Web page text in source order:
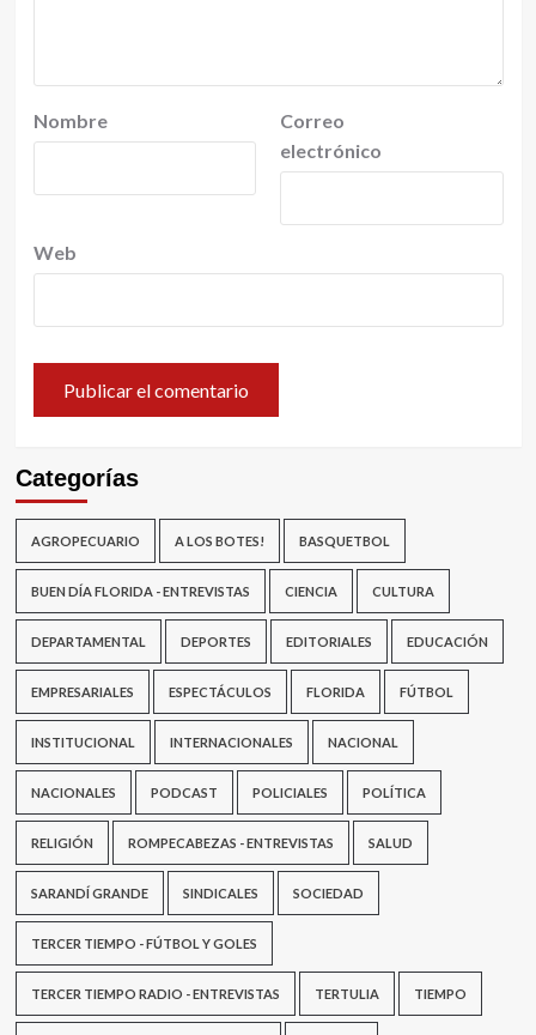
Nombre
Correo
electrónico
Web
Categorías
AGROPECUARIO A LOS BOTES! BASQUETBOL
BUEN DÍA FLORIDA - ENTREVISTAS CIENCIA CULTURA
DEPARTAMENTAL DEPORTES EDITORIALES EDUCACIÓN
EMPRESARIALES ESPECTÁCULOS FLORIDA FÚTBOL
INSTITUCIONAL INTERNACIONALES NACIONAL
NACIONALES PODCAST POLICIALES POLÍTICA
RELIGIÓN ROMPECABEZAS - ENTREVISTAS SALUD
SARANDÍ GRANDE SINDICALES SOCIEDAD
TERCER TIEMPO - FÚTBOL Y GOLES
TERCER TIEMPO RADIO - ENTREVISTAS TERTULIA TIEMPO